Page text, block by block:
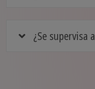
¿Se supervisa